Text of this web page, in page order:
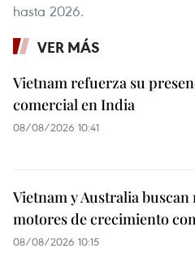
hasta 2026.
VER MÁS
Vietnam refuerza su
comercial en India
08/08/2026 10:41
Vietnam y Australia buscan
motores de crecimiento
08/08/2026 10:15